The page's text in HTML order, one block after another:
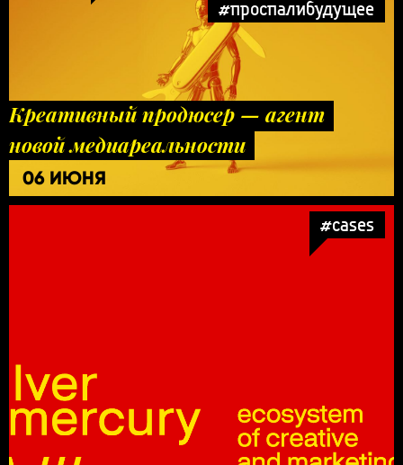
#проспалибудущее
Креативный продюсер — агент
новой медиареальности
06 ИЮНЯ
#cases